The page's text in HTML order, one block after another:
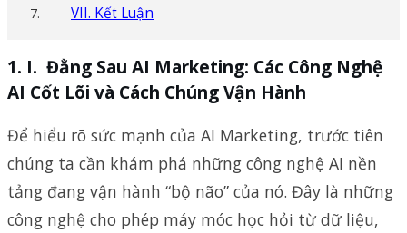
VII. Kết Luận
I. Đằng Sau AI Marketing: Các Công Nghệ
AI Cốt Lõi và Cách Chúng Vận Hành
Để hiểu rõ sức mạnh của AI Marketing, trước tiên
chúng ta cần khám phá những công nghệ AI nền
tảng đang vận hành “bộ não” của nó. Đây là những
công nghệ cho phép máy móc học hỏi từ dữ liệu,